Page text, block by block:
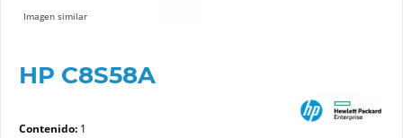
Imagen similar
HP C8S58A
Contenido: 1